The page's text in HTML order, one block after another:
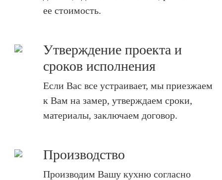
ее стоимость.
Утверждение проекта и
сроков исполнения
Если Вас все устраивает, мы приезжаем
к Вам на замер, утверждаем сроки,
материалы, заключаем договор.
Производство
Производим Вашу кухню согласно